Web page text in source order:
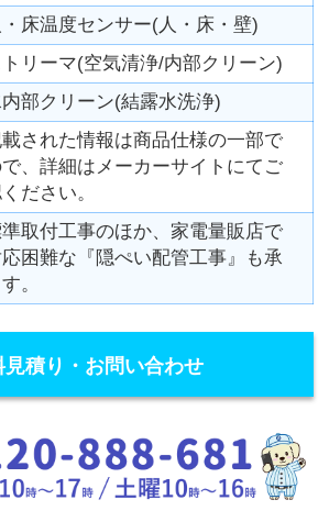
・床温度センサー(人・床・壁)
トリーマ(空気清浄/内部クリーン)
内部クリーン(結露水洗浄)
された情報は商品仕様の一部で
、詳細はメーカーサイトにてご
ださい。
取付工事のほか、家電量販店で
困難な『隠ぺい配管工事』も承
。
見積り・お問い合わせ